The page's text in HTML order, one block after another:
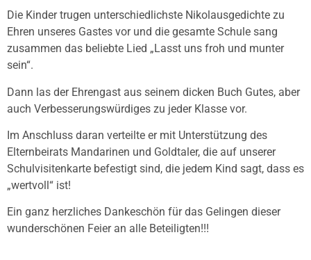
Die Kinder trugen unterschiedlichste Nikolausgedichte zu
Ehren unseres Gastes vor und die gesamte Schule sang
zusammen das beliebte Lied „Lasst uns froh und munter
sein“.
Dann las der Ehrengast aus seinem dicken Buch Gutes, aber
auch Verbesserungswürdiges zu jeder Klasse vor.
Im Anschluss daran verteilte er mit Unterstützung des
Elternbeirats Mandarinen und Goldtaler, die auf unserer
Schulvisitenkarte befestigt sind, die jedem Kind sagt, dass es
„wertvoll“ ist!
Ein ganz herzliches Dankeschön für das Gelingen dieser
wunderschönen Feier an alle Beteiligten!!!